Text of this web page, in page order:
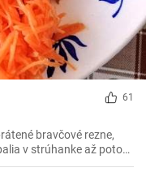
61
bravčové rezne,
v strúhanke až potom
V kombinácii s